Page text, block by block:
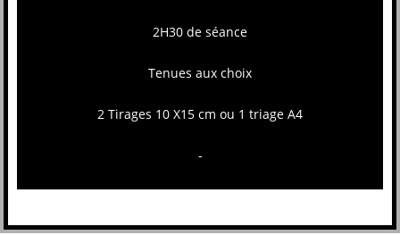
2H30 de séance
Tenues aux choix
2 Tirages 10 X15 cm ou 1 triage A4
-